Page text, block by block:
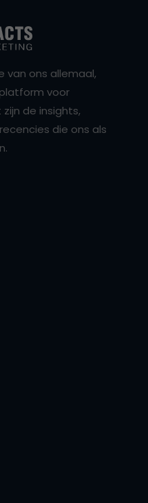
van ons allemaal,
voor
de insights,
die ons als